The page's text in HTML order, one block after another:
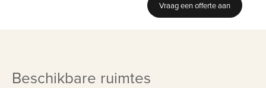
scherm, audio, pointer, flip-over en spreekgestoelte).
worden van een luxe Nespressomachine en een
Vraag een offerte aan
Beschikbare ruimtes